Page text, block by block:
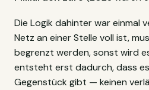
Die Logik dahinter war einmal
Netz an einer Stelle voll ist,
begrenzt werden, sonst wird
entsteht erst dadurch, dass
Gegenstück gibt — keinen